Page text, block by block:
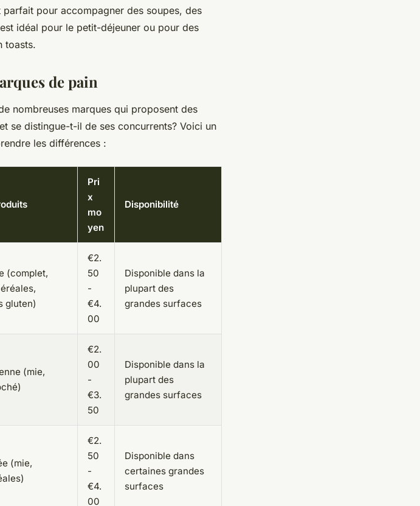
pour accompagner des soupes, des
idéal pour le petit-déjeuner ou pour des
toasts.
de pain
nombreuses marques qui proposent des
se distingue-t-il de ses concurrents? Voici un
les différences :
Pri
x
mo
yen
Disponibilité
(complet,
gluten)
€2.
50
-
€4.
00
Disponible dans la
plupart des
grandes surfaces
(mie,
€2.
00
-
€3.
50
Disponible dans la
plupart des
grandes surfaces
(mie,
€2.
50
-
€4.
00
Disponible dans
certaines grandes
surfaces